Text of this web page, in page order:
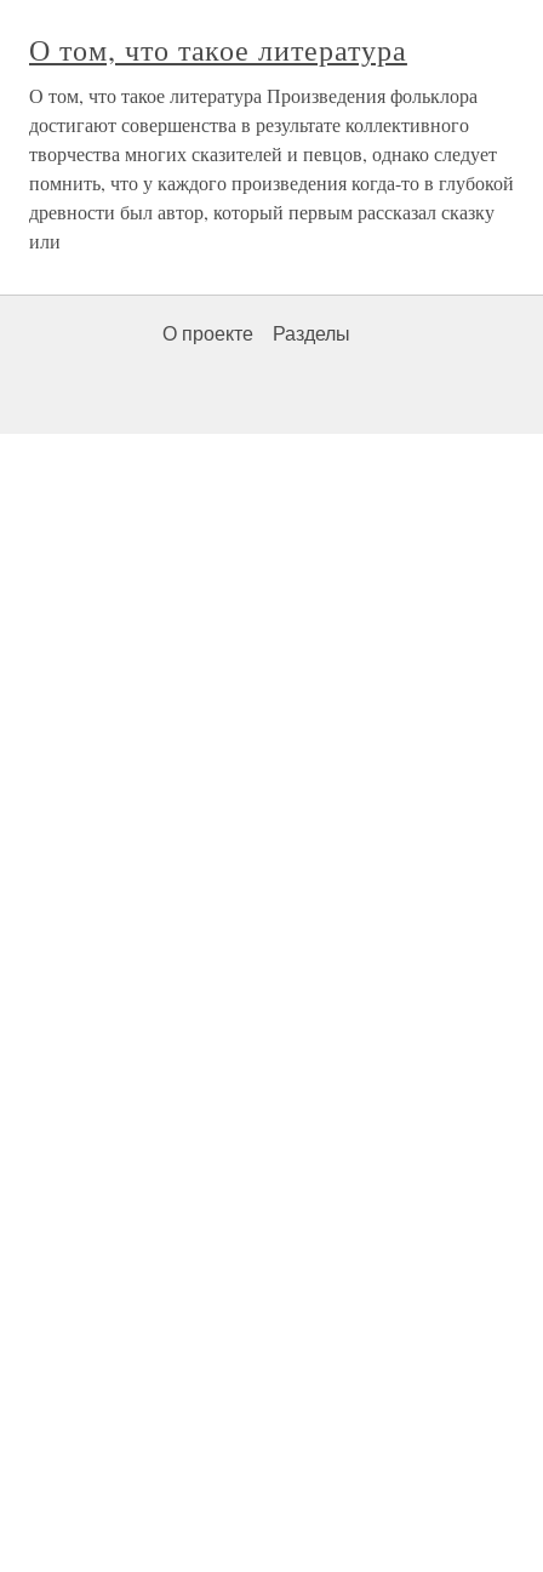
О том, что такое литература
О том, что такое литература Произведения фольклора
достигают совершенства в результате коллективного
творчества многих сказителей и певцов, однако следует
помнить, что у каждого произведения когда-то в глубокой
древности был автор, который первым рассказал сказку
или
О проекте Разделы